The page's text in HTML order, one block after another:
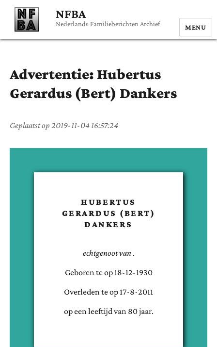
NFBA
Nederlands Familieberichten Archief MENU
Advertentie: Hubertus
Gerardus (Bert) Dankers
Geplaatst op 2019-11-04 16:57:24
HUBERTUS
GERARDUS (BERT)
DANKERS
echtgenoot van .
Geboren teop 18-12-1930
Overleden teop 17-8-2011
op een leeftijd van 80jaar.